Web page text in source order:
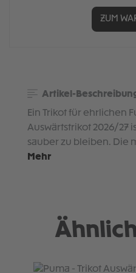
ZUM
Artikel-
Ein Trikot für ehrlichen
Auswärtstrikot 2026/27
sauber zu bleiben. Die
Mehr
Produktgalerie